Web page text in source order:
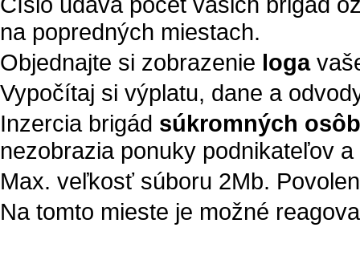
na popredných miestach.
Objednajte si zobrazenie loga
Vypočítaj si výplatu, dane a
Inzercia brigád súkromných osôb
nezobrazia ponuky podnikateľov
Max. veľkosť súboru 2Mb.
Na tomto mieste je možné